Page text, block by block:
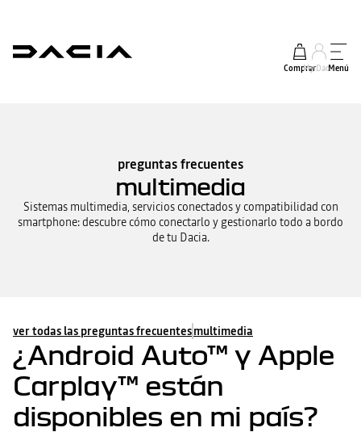
ComprarMy DaciaMenú
preguntas frecuentes
multimedia
Sistemas multimedia, servicios conectados y compatibilidad con
smartphone: descubre cómo conectarlo y gestionarlo todo a bordo
de tu Dacia.
ver todas las preguntas frecuentesmultimedia
¿Android Auto™ y Apple
Carplay™ están
disponibles en mi país?